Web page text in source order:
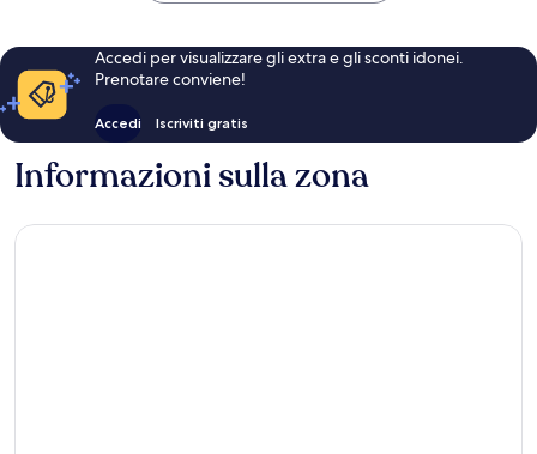
Accedi per visualizzare gli extra e gli sconti idonei.
Prenotare conviene!
Accedi Iscriviti gratis
Informazioni sulla zona